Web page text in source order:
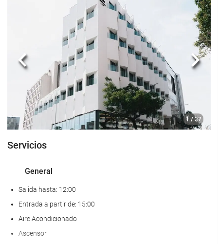
1 / 37
Anterior
Servicios
General
Salida hasta: 12:00
Entrada a partir de: 15:00
Aire Acondicionado
Ascensor